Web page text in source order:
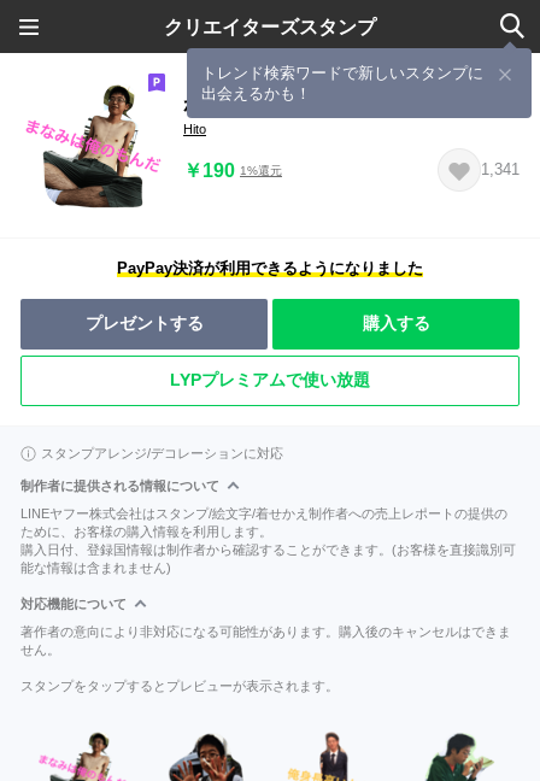
クリエイターズスタンプ
トレンド検索ワードで新しいスタンプに
出会えるかも！
がくとと愉快な仲間たち
Hito
￥190 1%還元 1,341
PayPay決済が利用できるようになりました
プレゼントする 購入する
LYPプレミアムで使い放題
スタンプアレンジ/デコレーションに対応
制作者に提供される情報について
LINEヤフー株式会社はスタンプ/絵文字/着せかえ制作者への売上レポートの提供の
ために、お客様の購入情報を利用します。
購入日付、登録国情報は制作者から確認することができます。(お客様を直接識別可
能な情報は含まれません)
対応機能について
著作者の意向により非対応になる可能性があります。購入後のキャンセルはできま
せん。
スタンプをタップするとプレビューが表示されます。